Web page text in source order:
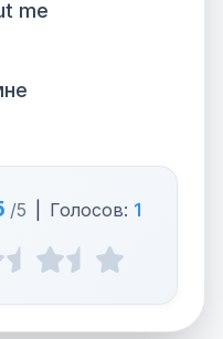
me
/5 Голосов: 1